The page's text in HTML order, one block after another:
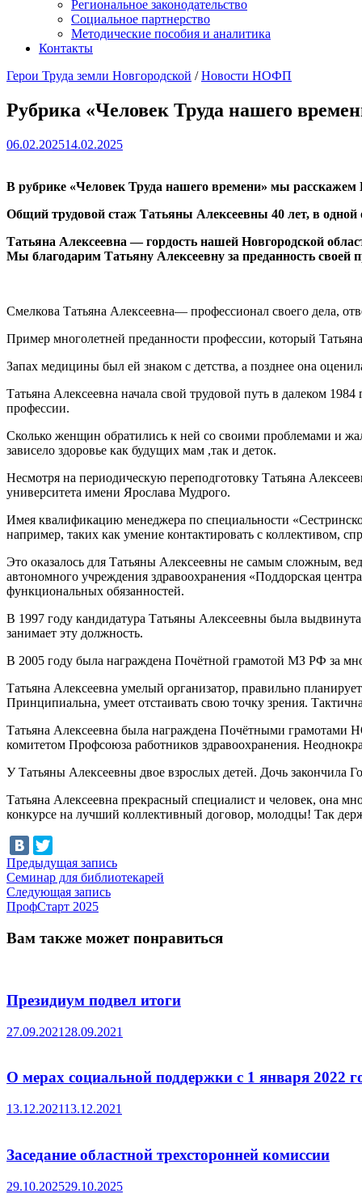
Региональное законодательство
Социальное партнерство
Методические пособия и аналитика
Контакты
Герои Труда земли Новгородской /Новости НОФП
Рубрика «Человек Труда нашего
06.02.202514.02.2025
В рубрике «Человек Труда нашего времени» мы расскажем
Общий трудовой стаж Татьяны Алексеевны 40 лет, в
Татьяна Алексеевна — гордость нашей Новгородской
Мы благодарим Татьяну Алексеевну за преданность своей
Смелкова Татьяна Алексеевна— профессионал своего дела,
Пример многолетней преданности профессии, который
Запах медицины был ей знаком с детства, а позднее она
Татьяна Алексеевна начала свой трудовой путь в далеком
профессии.
Сколько женщин обратились к ней со своими проблемами и
зависело здоровье как будущих мам ,так и деток.
Несмотря на периодическую переподготовку Татьяна
университета имени Ярослава Мудрого.
Имея квалификацию менеджера по специальности
например, таких как умение контактировать с коллективом,
Это оказалось для Татьяны Алексеевны не самым сложным,
автономного учреждения здравоохранения «Поддорская
функциональных обязанностей.
В 1997 году кандидатура Татьяны Алексеевны была
занимает эту должность.
В 2005 году была награждена Почётной грамотой МЗ РФ за
Татьяна Алексеевна умелый организатор, правильно
Принципиальна, умеет отстаивать свою точку зрения.
Татьяна Алексеевна была награждена Почётными грамотами
комитетом Профсоюза работников здравоохранения.
У Татьяны Алексеевны двое взрослых детей. Дочь закончила
Татьяна Алексеевна прекрасный специалист и человек, она
конкурсе на лучший коллективный договор, молодцы! Так
Навигация
по
записям
Предыдущая записьПредыдущая
запись:
Семинар для библиотекарей
Следующая записьСледующая
ПрофСтарт 2025
Вам также может понравиться
Президиум подвел итоги
27.09.2021 28.09.2021
О мерах социальной поддержки с 1 января 2022
13.12.202113.12.2021
Заседание областной трехсторонней комиссии
29.10.202529.10.2025